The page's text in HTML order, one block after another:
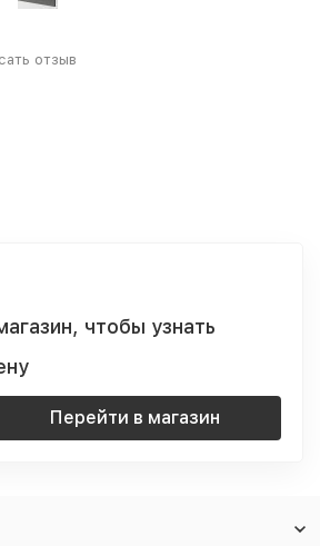
отзыв
чтобы узнать
Перейти в магазин